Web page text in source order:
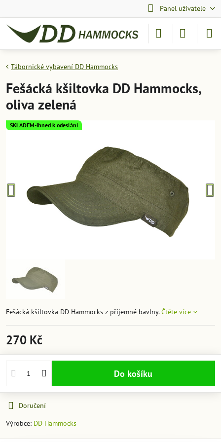
Panel uživatele
SKLADEM-ihned k odeslání
Tábornické vybavení DD Hammocks
Fešácká kšiltovka DD Hammocks,
oliva zelená
Fešácká kšiltovka DD Hammocks z příjemné bavlny.Čtěte více
270 Kč
Do košíku
Doručení
Výrobce: DD Hammocks